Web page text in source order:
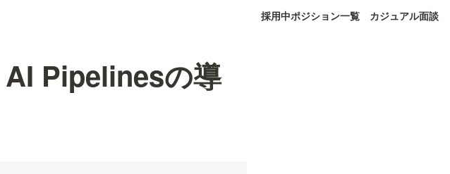
採用中ポジション一覧 カジュアル面談
Pipelinesの導